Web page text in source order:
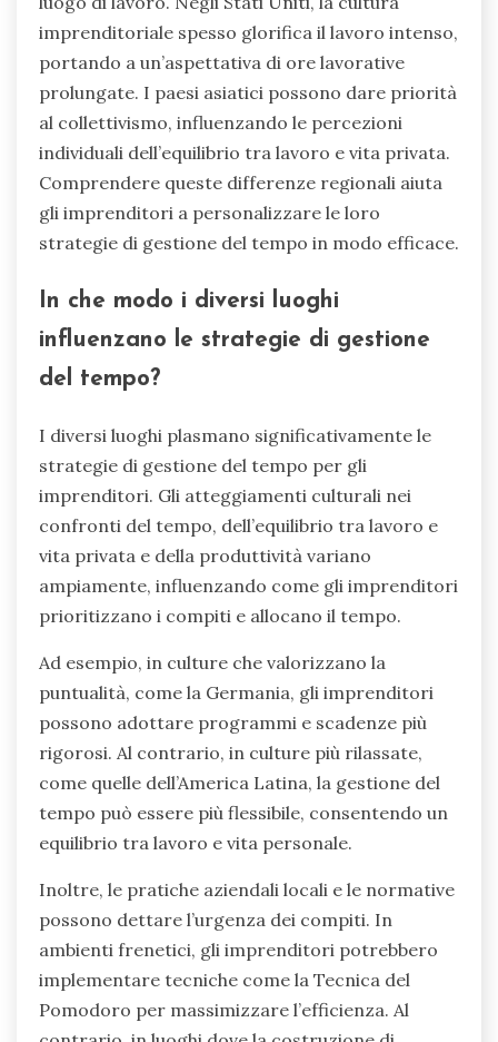
imprenditoriale spesso glorifica il lavoro intenso,
portando a un’aspettativa di ore lavorative
prolungate. I paesi asiatici possono dare priorità
al collettivismo, influenzando le percezioni
individuali dell’equilibrio tra lavoro e vita privata.
Comprendere queste differenze regionali aiuta
gli imprenditori a personalizzare le loro
strategie di gestione del tempo in modo efficace.
In che modo i diversi luoghi
influenzano le strategie di gestione
del tempo?
I diversi luoghi plasmano significativamente le
strategie di gestione del tempo per gli
imprenditori. Gli atteggiamenti culturali nei
confronti del tempo, dell’equilibrio tra lavoro e
vita privata e della produttività variano
ampiamente, influenzando come gli imprenditori
prioritizzano i compiti e allocano il tempo.
Ad esempio, in culture che valorizzano la
puntualità, come la Germania, gli imprenditori
possono adottare programmi e scadenze più
rigorosi. Al contrario, in culture più rilassate,
come quelle dell’America Latina, la gestione del
tempo può essere più flessibile, consentendo un
equilibrio tra lavoro e vita personale.
Inoltre, le pratiche aziendali locali e le normative
possono dettare l’urgenza dei compiti. In
ambienti frenetici, gli imprenditori potrebbero
implementare tecniche come la Tecnica del
Pomodoro per massimizzare l’efficienza. Al